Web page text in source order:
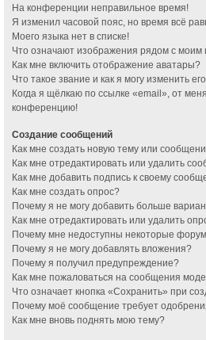
На конференции неправильное время!
Я изменил часовой пояс, но время всё
Моего языка нет в списке!
Что означают изображения рядом с моим
Как мне включить отображение аватары?
Что такое звание и как я могу изменить
Когда я щёлкаю по ссылке «email», от
конференцию!
Создание сообщений
Как мне создать новую тему или
Как мне отредактировать или удалить
Как мне добавить подпись к своему
Как мне создать опрос?
Почему я не могу добавить больше
Как мне отредактировать или удалить
Почему мне недоступны некоторые
Почему я не могу добавлять вложения?
Почему я получил предупреждение?
Как мне пожаловаться на сообщения
Что означает кнопка «Сохранить» при
Почему моё сообщение требует
Как мне вновь поднять мою тему?